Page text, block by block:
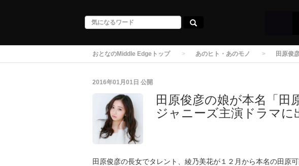
おとなのMiddle Edgeトップ あのヒト・あのモノ 田原俊
2016年01月01日 公開
田原俊彦の娘が本名「田
ジャニーズ主演ドラマに
田原俊彦の長女でタレント、綾乃美花が１２月から本名の田原